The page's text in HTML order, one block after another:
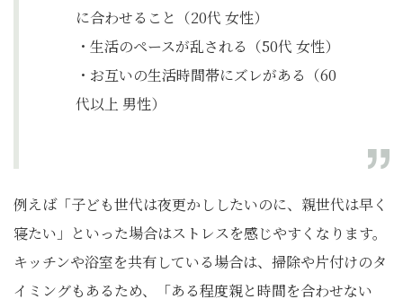
に合わせること（20代 女性）
・生活のペースが乱される（50代 女性）
・お互いの生活時間帯にズレがある（60
代以上 男性）
例えば「子ども世代は夜更かししたいのに、親世代は早く
寝たい」といった場合はストレスを感じやすくなります。
キッチンや浴室を共有している場合は、掃除や片付けのタ
イミングもあるため、「ある程度親と時間を合わせない